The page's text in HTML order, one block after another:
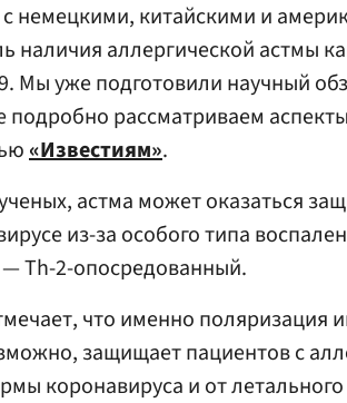
немецкими, китайскими и
наличия аллергической астмы
Мы уже подготовили научный
подробно рассматриваем
«Известиям».
астма может оказаться
из-за особого типа
Th-2-опосредованный.
что именно поляризация
защищает пациентов с
коронавируса и от летального